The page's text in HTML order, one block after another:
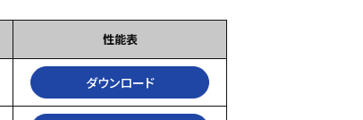
性能表
ダウンロード